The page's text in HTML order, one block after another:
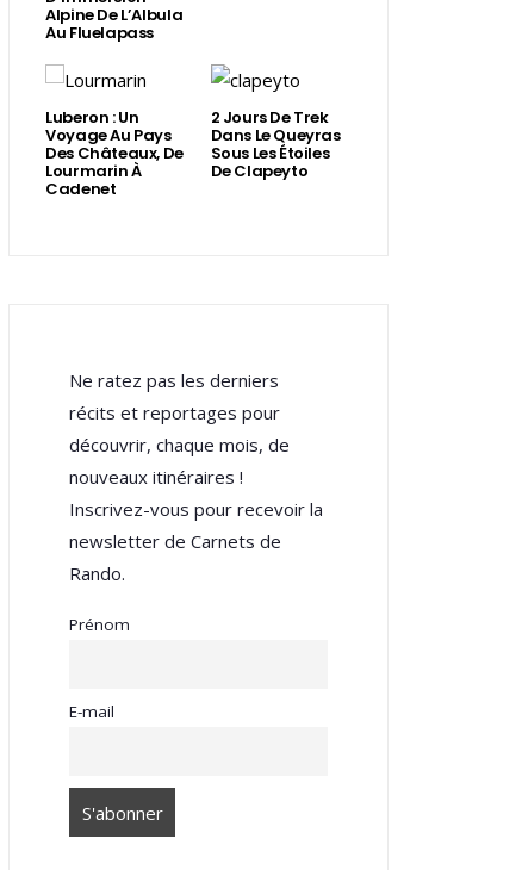
Alpine De L’Albula
Au Fluelapass
Luberon : Un
Voyage Au Pays
Des Châteaux, De
Lourmarin À
Cadenet
2 Jours De Trek
Dans Le Queyras
Sous Les Étoiles
De Clapeyto
Ne ratez pas les derniers
récits et reportages pour
découvrir, chaque mois, de
nouveaux itinéraires !
Inscrivez-vous pour recevoir la
newsletter de Carnets de
Rando.
Prénom
E-mail